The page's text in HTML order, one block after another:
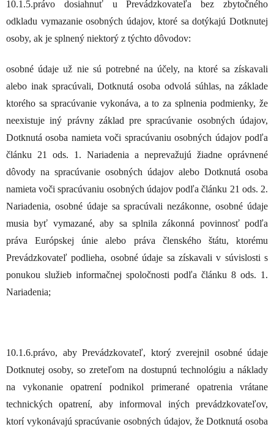
10.1.5.právo dosiahnuť u Prevádzkovateľa bez zbytočného
odkladu vymazanie osobných údajov, ktoré sa dotýkajú Dotknutej
osoby, ak je splnený niektorý z týchto dôvodov:
osobné údaje už nie sú potrebné na účely, na ktoré sa získavali
alebo inak spracúvali, Dotknutá osoba odvolá súhlas, na základe
ktorého sa spracúvanie vykonáva, a to za splnenia podmienky, že
neexistuje iný právny základ pre spracúvanie osobných údajov,
Dotknutá osoba namieta voči spracúvaniu osobných údajov podľa
článku 21 ods. 1. Nariadenia a neprevažujú žiadne oprávnené
dôvody na spracúvanie osobných údajov alebo Dotknutá osoba
namieta voči spracúvaniu osobných údajov podľa článku 21 ods. 2.
Nariadenia, osobné údaje sa spracúvali nezákonne, osobné údaje
musia byť vymazané, aby sa splnila zákonná povinnosť podľa
práva Európskej únie alebo práva členského štátu, ktorému
Prevádzkovateľ podlieha, osobné údaje sa získavali v súvislosti s
ponukou služieb informačnej spoločnosti podľa článku 8 ods. 1.
Nariadenia;
10.1.6.právo, aby Prevádzkovateľ, ktorý zverejnil osobné údaje
Dotknutej osoby, so zreteľom na dostupnú technológiu a náklady
na vykonanie opatrení podnikol primerané opatrenia vrátane
technických opatrení, aby informoval iných prevádzkovateľov,
ktorí vykonávajú spracúvanie osobných údajov, že Dotknutá osoba